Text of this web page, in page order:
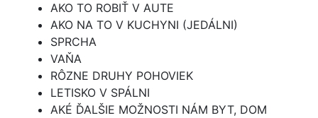
AKO TO ROBIŤ V AUTE
AKO NA TO V KUCHYNI (JEDÁLNI)
SPRCHA
VAŇA
RÔZNE DRUHY POHOVIEK
LETISKO V SPÁLNI
AKÉ ĎALŠIE MOŽNOSTI NÁM BYT, DOM